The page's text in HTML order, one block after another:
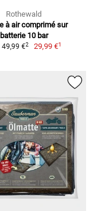
Rothewald
à air comprimé sur
batterie 10 bar
49,99 €2 29,99 €1